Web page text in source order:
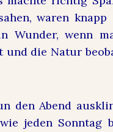
waren knapp
Wunder, wenn
und die Natur
den Abend
jeden Sonntag